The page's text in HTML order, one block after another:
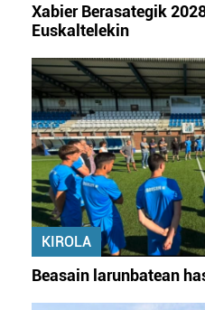
Xabier Berasategik
Euskaltelekin
KIROLA
Beasain larunbatean